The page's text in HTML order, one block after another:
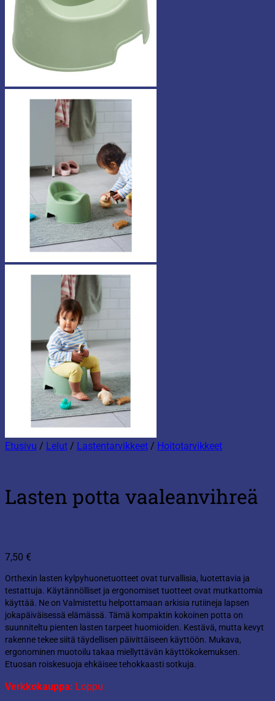
Etusivu / Lelut / Lastentarvikkeet / Hoitotarvikkeet
Lasten potta vaaleanvihreä
7,50 €
Orthexin lasten kylpyhuonetuotteet ovat turvallisia, luotettavia ja
testattuja. Käytännölliset ja ergonomiset tuotteet ovat mutkattomia
käyttää. Ne on Valmistettu helpottamaan arkisia rutiineja lapsen
jokapäiväisessä elämässä. Tämä kompaktin kokoinen potta on
suunniteltu pienten lasten tarpeet huomioiden. Kestävä, mutta kevyt
rakenne tekee siitä täydellisen päivittäiseen käyttöön. Mukava,
ergonominen muotoilu takaa miellyttävän käyttökokemuksen.
Etuosan roiskesuoja ehkäisee tehokkaasti sotkuja.
Verkkokauppa: Loppu